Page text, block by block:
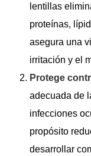
lentillas
proteínas,
asegura una
irritación y el
Protege
adecuada de
infecciones
propósito
desarrollar